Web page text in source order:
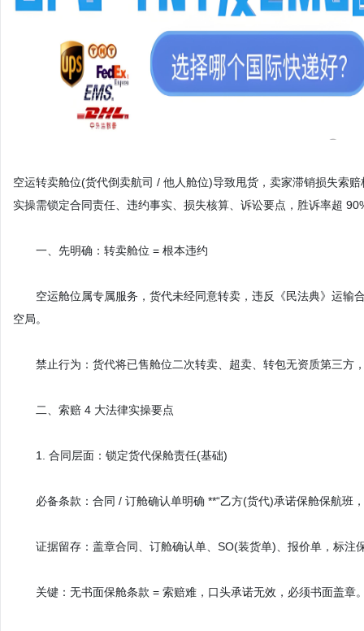
空运转卖舱位(货代倒卖航司 / 他人舱位)导致甩货，卖家滞销损失索
实操需锁定合同责任、违约事实、损失核算、诉讼要点，胜诉率超
一、先明确：转卖舱位 = 根本违约
空运舱位属专属服务，货代未经同意转卖，违反《民法典》运输
空局。
禁止行为：货代将已售舱位二次转卖、超卖、转包无资质第三方
二、索赔 4 大法律实操要点
1. 合同层面：锁定货代保舱责任(基础)
必备条款：合同 / 订舱确认单明确 **“乙方(货代)承诺保舱保航班
证据留存：盖章合同、订舱确认单、SO(装货单)、报价单，标注
关键：无书面保舱条款 = 索赔难，口头承诺无效，必须书面盖章